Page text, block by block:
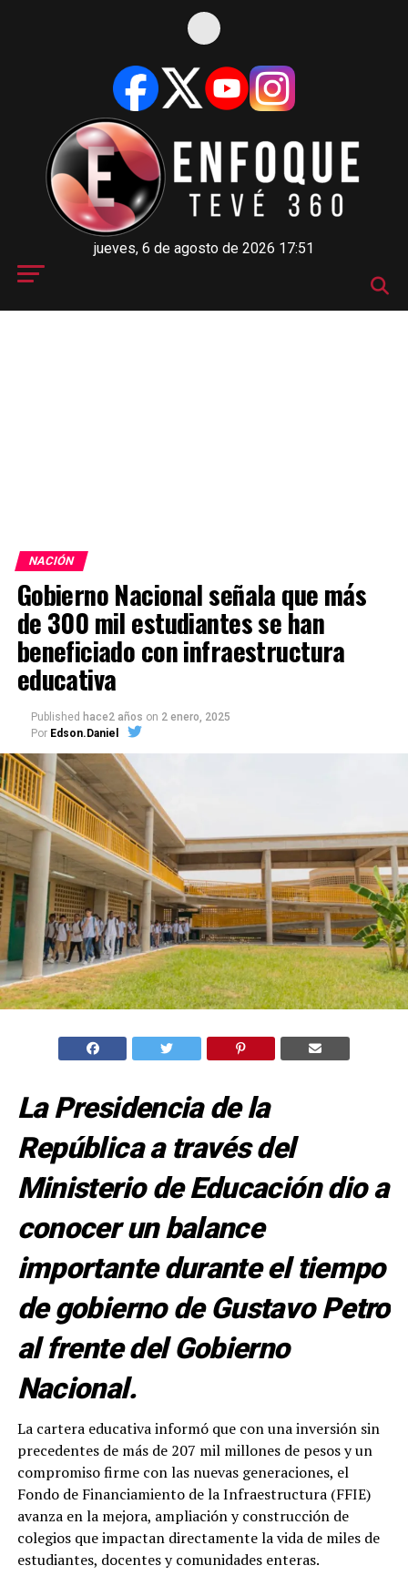
jueves, 6 de agosto de 2026 17:51
NACIÓN
Gobierno Nacional señala que más
de 300 mil estudiantes se han
beneficiado con infraestructura
educativa
Published hace2 años on 2 enero, 2025
Por Edson.Daniel
La Presidencia de la
República a través del
Ministerio de Educación dio a
conocer un balance
importante durante el tiempo
de gobierno de Gustavo Petro
al frente del Gobierno
Nacional.
La cartera educativa informó que con una inversión sin
precedentes de más de 207 mil millones de pesos y un
compromiso firme con las nuevas generaciones, el
Fondo de Financiamiento de la Infraestructura (FFIE)
avanza en la mejora, ampliación y construcción de
colegios que impactan directamente la vida de miles de
estudiantes, docentes y comunidades enteras.